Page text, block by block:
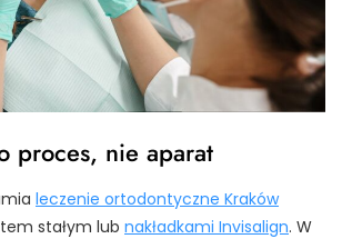
proces, nie aparat
leczenie ortodontyczne Kraków
stałym lub nakładkami Invisalign. W